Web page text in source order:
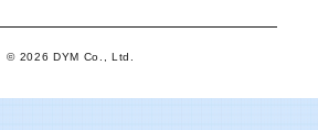
© 2026 DYM Co., Ltd.